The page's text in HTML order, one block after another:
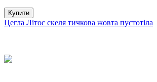
Купити
Цегла Літос скеля тичкова жовта пустотіла